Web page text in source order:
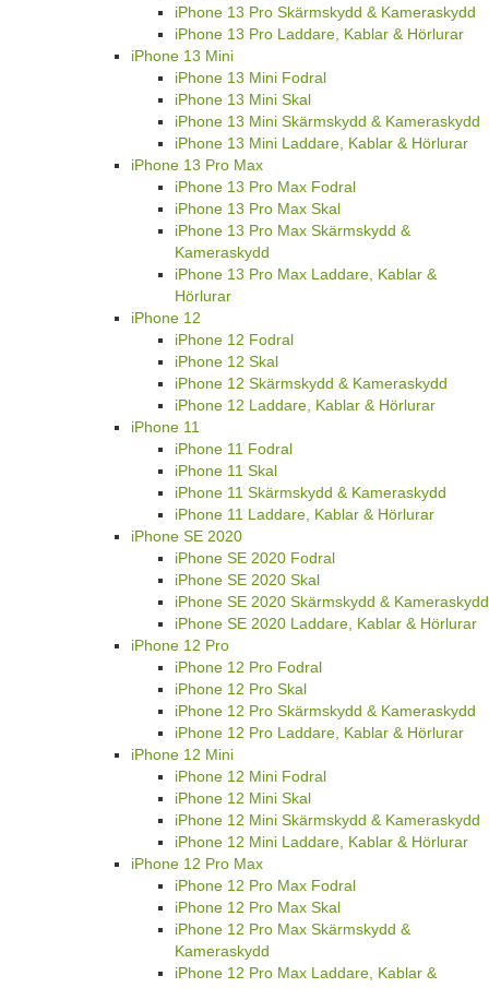
iPhone 13 Pro Skärmskydd & Kameraskydd
iPhone 13 Pro Laddare, Kablar & Hörlurar
iPhone 13 Mini
iPhone 13 Mini Fodral
iPhone 13 Mini Skal
iPhone 13 Mini Skärmskydd & Kameraskydd
iPhone 13 Mini Laddare, Kablar & Hörlurar
iPhone 13 Pro Max
iPhone 13 Pro Max Fodral
iPhone 13 Pro Max Skal
iPhone 13 Pro Max Skärmskydd &
Kameraskydd
iPhone 13 Pro Max Laddare, Kablar &
Hörlurar
iPhone 12
iPhone 12 Fodral
iPhone 12 Skal
iPhone 12 Skärmskydd & Kameraskydd
iPhone 12 Laddare, Kablar & Hörlurar
iPhone 11
iPhone 11 Fodral
iPhone 11 Skal
iPhone 11 Skärmskydd & Kameraskydd
iPhone 11 Laddare, Kablar & Hörlurar
iPhone SE 2020
iPhone SE 2020 Fodral
iPhone SE 2020 Skal
iPhone SE 2020 Skärmskydd & Kameraskydd
iPhone SE 2020 Laddare, Kablar & Hörlurar
iPhone 12 Pro
iPhone 12 Pro Fodral
iPhone 12 Pro Skal
iPhone 12 Pro Skärmskydd & Kameraskydd
iPhone 12 Pro Laddare, Kablar & Hörlurar
iPhone 12 Mini
iPhone 12 Mini Fodral
iPhone 12 Mini Skal
iPhone 12 Mini Skärmskydd & Kameraskydd
iPhone 12 Mini Laddare, Kablar & Hörlurar
iPhone 12 Pro Max
iPhone 12 Pro Max Fodral
iPhone 12 Pro Max Skal
iPhone 12 Pro Max Skärmskydd &
Kameraskydd
iPhone 12 Pro Max Laddare, Kablar &